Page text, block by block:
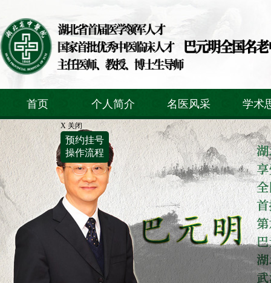
首页 个人简介 名医风采 学术
X 关闭
预约挂号
操作流程